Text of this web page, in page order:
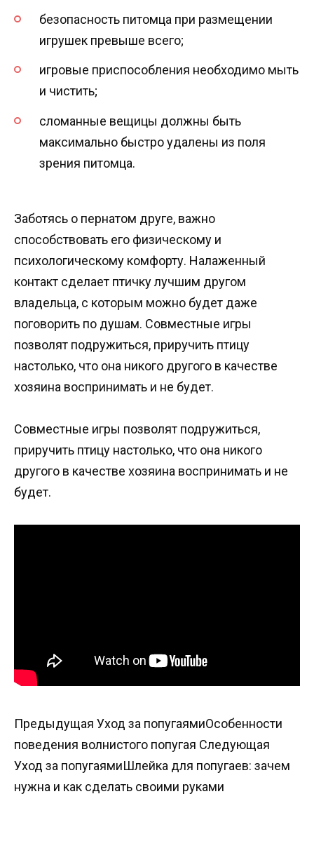
безопасность питомца при размещении
игрушек превыше всего;
игровые приспособления необходимо мыть
и чистить;
сломанные вещицы должны быть
максимально быстро удалены из поля
зрения питомца.
Заботясь о пернатом друге, важно
способствовать его физическому и
психологическому комфорту. Налаженный
контакт сделает птичку лучшим другом
владельца, с которым можно будет даже
поговорить по душам. Совместные игры
позволят подружиться, приручить птицу
настолько, что она никого другого в качестве
хозяина воспринимать и не будет.
Совместные игры позволят подружиться,
приручить птицу настолько, что она никого
другого в качестве хозяина воспринимать и не
будет.
Предыдущая Уход за попугаямиОсобенности
поведения волнистого попугая Следующая
Уход за попугаямиШлейка для попугаев: зачем
нужна и как сделать своими руками